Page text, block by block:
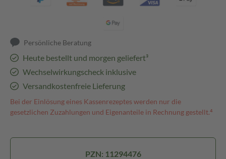
Persönliche Beratung
Heute bestellt und morgen geliefert³
Wechselwirkungscheck inklusive
Versandkostenfreie Lieferung
Bei der Einlösung eines Kassenrezeptes werden nur die
gesetzlichen Zuzahlungen und Eigenanteile in Rechnung gestellt.⁴
PZN: 11294476